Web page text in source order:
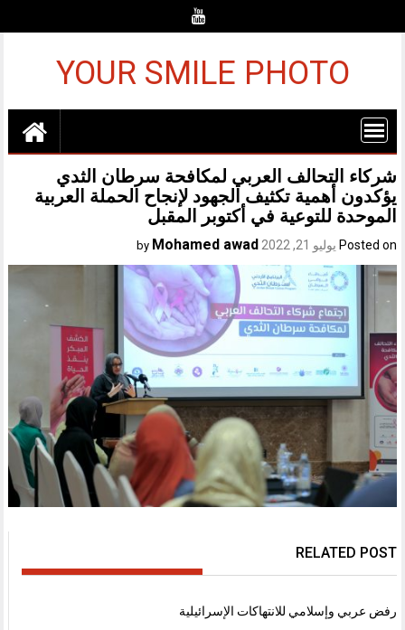
YOUR SMILE PHOTO
شركاء التحالف العربي لمكافحة سرطان الثدي
يؤكدون أهمية تكثيف الجهود لإنجاح الحملة العربية
الموحدة للتوعية في أكتوبر المقبل
Posted on يوليو 21, 2022 Mohamed awad
RELATED POST
رفض عربي وإسلامي للانتهاكات الإسرائيلية